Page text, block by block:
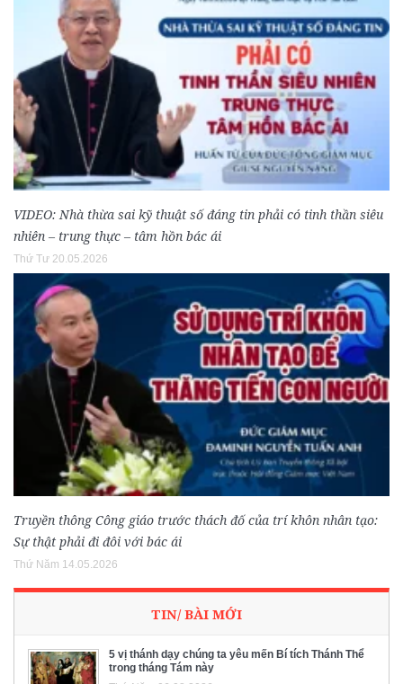
VIDEO: Nhà thừa sai kỹ thuật số đáng tin phải có tinh thần siêu
nhiên – trung thực – tâm hồn bác ái
Thứ Tư 20.05.2026
Truyền thông Công giáo trước thách đố của trí khôn nhân tạo:
Sự thật phải đi đôi với bác ái
Thứ Năm 14.05.2026
TIN/ BÀI MỚI
5 vị thánh dạy chúng ta yêu mến Bí tích Thánh Thể
trong tháng Tám này